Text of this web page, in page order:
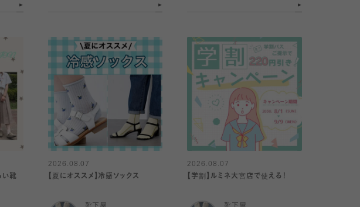
い靴
2026.08.07
【夏にオススメ】冷感ソックス
2026.08.07
【学割】ルミネ大宮店で使える！